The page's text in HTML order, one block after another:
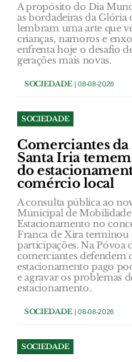
A propósito do Dia
as bordadeiras da Glória
lembram uma arte que
crianças, namoros e
enfrenta hoje o desafio
gerações mais novas.
SOCIEDADE| 08-08-2026
SOCIEDADE
Comerciantes da
Santa Iria
do
comércio local
A consulta pública ao
Municipal de Mobilidade
Estacionamento no
Franca de Xira terminou
participações. Na Póvoa
comerciantes defendem
estacionamento pago
e agravar os problemas
estacionamento.
SOCIEDADE| 08-08-2026
SOCIEDADE